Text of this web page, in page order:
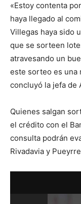
«Estoy contenta
haya llegado al
Villegas haya sido
que se sorteen
atravesando un
este sorteo es una
concluyó la jefa de
Quienes salgan
el crédito con el
consulta podrán
Rivadavia y